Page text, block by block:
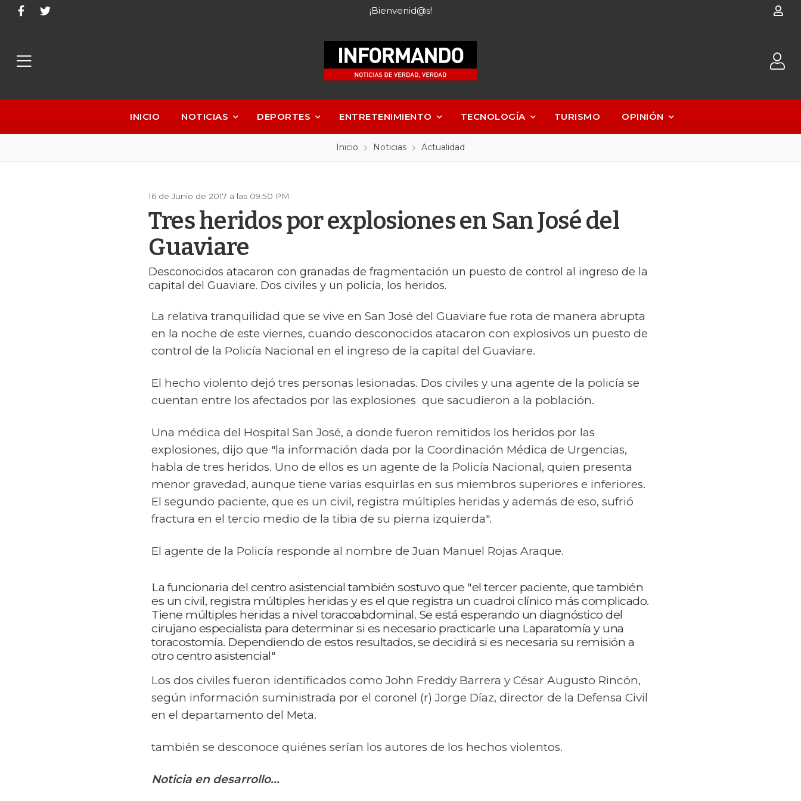
¡Bienvenid@s!
INICIO NOTICIAS DEPORTES ENTRETENIMIENTO TECNOLOGÍA TURISMO OPINIÓN
Inicio Noticias Actualidad
16 de Junio de 2017 a las 09:50 PM
Tres heridos por explosiones en San José del
Guaviare
Desconocidos atacaron con granadas de fragmentación un puesto de control al ingreso de la
capital del Guaviare. Dos civiles y un policía, los heridos.
La relativa tranquilidad que se vive en San José del Guaviare fue rota de manera abrupta
en la noche de este viernes, cuando desconocidos atacaron con explosivos un puesto de
control de la Policía Nacional en el ingreso de la capital del Guaviare.
El hecho violento dejó tres personas lesionadas. Dos civiles y una agente de la policía se
cuentan entre los afectados por las explosiones que sacudieron a la población.
Una médica del Hospital San José, a donde fueron remitidos los heridos por las
explosiones, dijo que "la información dada por la Coordinación Médica de Urgencias,
habla de tres heridos. Uno de ellos es un agente de la Policía Nacional, quien presenta
menor gravedad, aunque tiene varias esquirlas en sus miembros superiores e inferiores.
El segundo paciente, que es un civil, registra múltiples heridas y además de eso, sufrió
fractura en el tercio medio de la tibia de su pierna izquierda".
El agente de la Policía responde al nombre de Juan Manuel Rojas Araque.
La funcionaria del centro asistencial también sostuvo que "el tercer paciente, que también
es un civil, registra múltiples heridas y es el que registra un cuadroi clínico más complicado.
Tiene múltiples heridas a nivel toracoabdominal. Se está esperando un diagnóstico del
cirujano especialista para determinar si es necesario practicarle una Laparatomía y una
toracostomía. Dependiendo de estos resultados, se decidirá si es necesaria su remisión a
otro centro asistencial"
Los dos civiles fueron identificados como John Freddy Barrera y César Augusto Rincón,
según información suministrada por el coronel (r) Jorge Díaz, director de la Defensa Civil
en el departamento del Meta.
también se desconoce quiénes serían los autores de los hechos violentos.
Noticia en desarrollo...